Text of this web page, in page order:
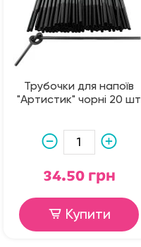
Трубочки для напоїв
"Артистик" чорні 20 шт
34.50 грн
Купити